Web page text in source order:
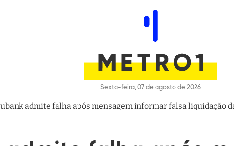
Sexta-feira, 07 de agosto de 2026
admite falha após mensagem informar falsa liquidação